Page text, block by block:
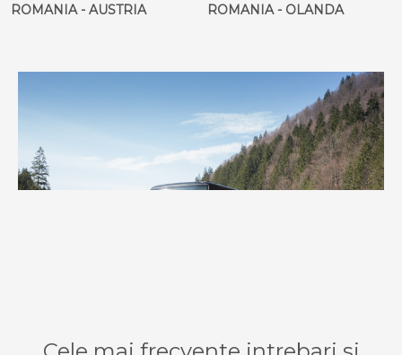
ROMANIA - AUSTRIA
ROMANIA - OLANDA